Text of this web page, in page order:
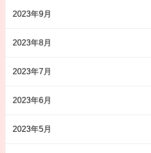
2023年9月
2023年8月
2023年7月
2023年6月
2023年5月